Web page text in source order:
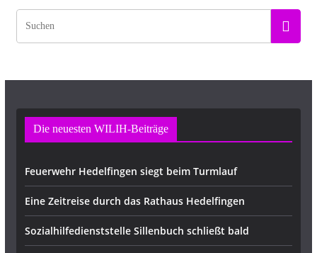
Die neuesten WILIH-Beiträge
Feuerwehr Hedelfingen siegt beim Turmlauf
Eine Zeitreise durch das Rathaus Hedelfingen
Sozialhilfedienststelle Sillenbuch schließt bald